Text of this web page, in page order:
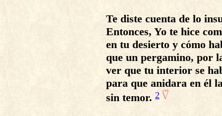
Te diste cuenta de lo
Entonces, Yo te hice
en tu desierto y cómo
que un pergamino, por
ver que tu interior se
para que anidara en él
sin temor. 2